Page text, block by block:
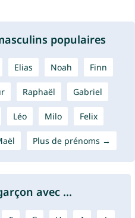
populaires
Elias Noah Finn
Raphaël Gabriel
Léo Milo Felix
Plus de prénoms →
avec ...